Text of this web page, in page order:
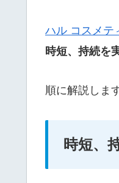
ハル コスメテ
時短、持続を
順に解説します
時短、